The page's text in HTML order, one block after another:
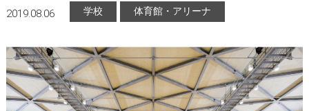
2019.08.06 学校 体育館・アリーナ